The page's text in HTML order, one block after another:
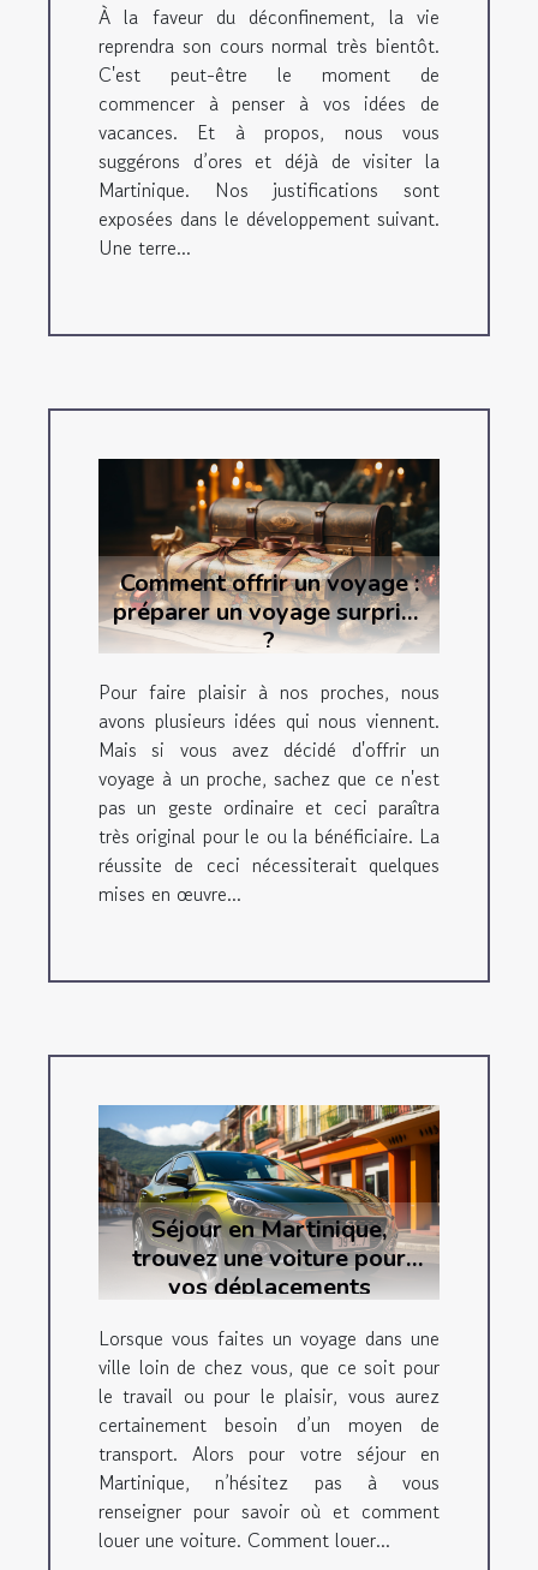
À la faveur du déconfinement, la vie
reprendra son cours normal très bientôt.
C'est peut-être le moment de
commencer à penser à vos idées de
vacances. Et à propos, nous vous
suggérons d’ores et déjà de visiter la
Martinique. Nos justifications sont
exposées dans le développement suivant.
Une terre...
Comment offrir un voyage :
préparer un voyage surprise
?
Pour faire plaisir à nos proches, nous
avons plusieurs idées qui nous viennent.
Mais si vous avez décidé d'offrir un
voyage à un proche, sachez que ce n'est
pas un geste ordinaire et ceci paraîtra
très original pour le ou la bénéficiaire. La
réussite de ceci nécessiterait quelques
mises en œuvre...
Séjour en Martinique,
trouvez une voiture pour
vos déplacements
Lorsque vous faites un voyage dans une
ville loin de chez vous, que ce soit pour
le travail ou pour le plaisir, vous aurez
certainement besoin d’un moyen de
transport. Alors pour votre séjour en
Martinique, n’hésitez pas à vous
renseigner pour savoir où et comment
louer une voiture. Comment louer...